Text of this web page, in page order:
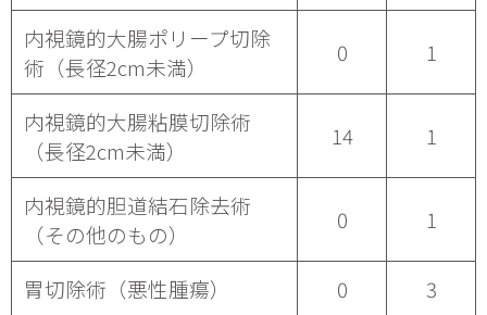
内視鏡的大腸ポリープ切除
術（長径2cm未満）
0 1
内視鏡的大腸粘膜切除術
（長径2cm未満）
14 1
内視鏡的胆道結石除去術
（その他のもの）
0 1
胃切除術（悪性腫瘍） 0
3